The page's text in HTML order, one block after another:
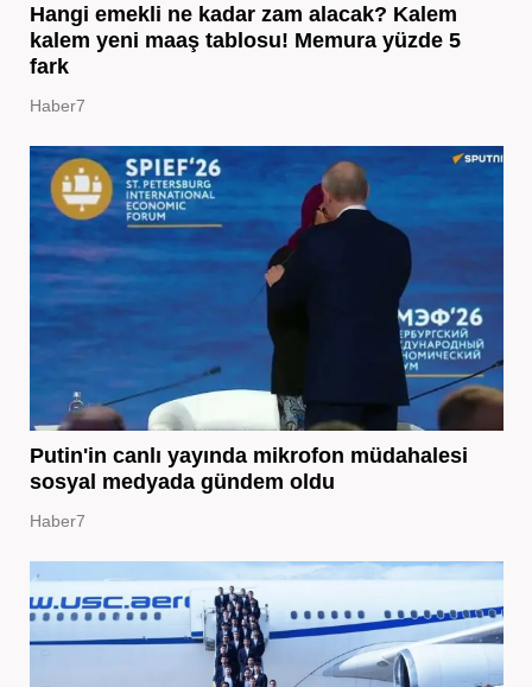
Hangi emekli ne kadar zam alacak? Kalem
kalem yeni maaş tablosu! Memura yüzde 5
fark
Haber7
Putin'in canlı yayında mikrofon müdahalesi
sosyal medyada gündem oldu
Haber7